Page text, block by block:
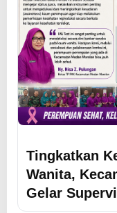
Tingkatkan
Wanita,
Gelar